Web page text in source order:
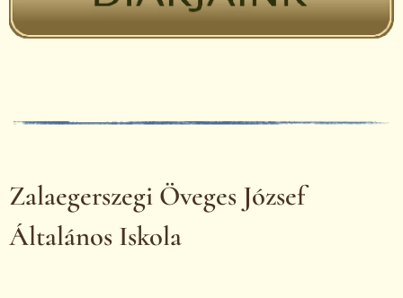
Zalaegerszegi Öveges József
Általános Iskola